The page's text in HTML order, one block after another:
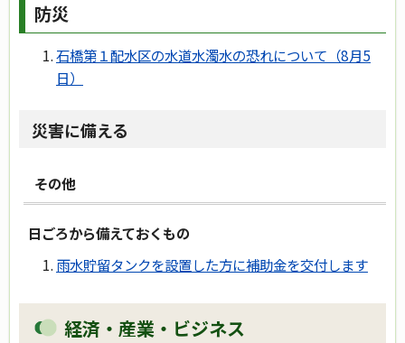
防災
石橋第１配水区の水道水濁水の恐れについて（8月5
日）
災害に備える
その他
日ごろから備えておくもの
雨水貯留タンクを設置した方に補助金を交付します
経済・産業・ビジネス